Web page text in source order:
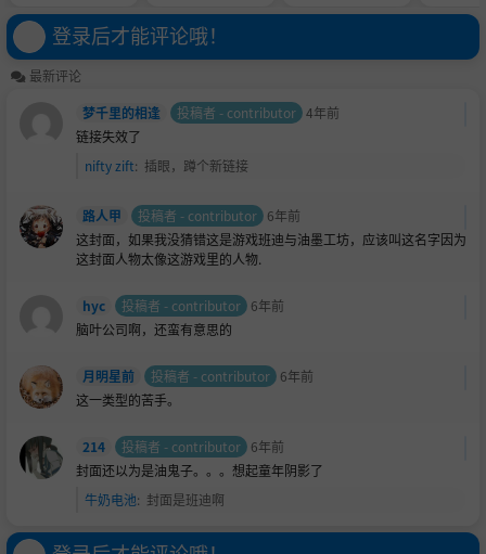
登录后才能评论哦！
最新评论
梦千里的相逢
投稿者 - contributor 4年前
链接失效了
nifty zift: 插眼，蹲个新链接
路人甲 投稿者 - contributor 6年前
这封面，如果我没猜错这是游戏班迪与油墨工坊，应该叫这名字因为
这封面人物太像这游戏里的人物.
hyc 投稿者 - contributor 6年前
脑叶公司啊，还蛮有意思的
月明星前 投稿者 - contributor 6年前
这一类型的苦手。
214 投稿者 - contributor 6年前
封面还以为是油鬼子。。。想起童年阴影了
牛奶电池: 封面是班迪啊